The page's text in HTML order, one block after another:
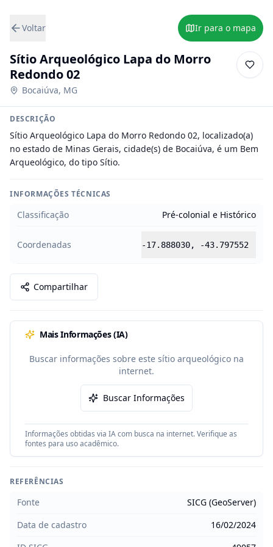
Voltar Ir para o mapa
Sítio Arqueológico Lapa do Morro
Redondo 02
Bocaiúva, MG
DESCRIÇÃO
Sítio Arqueológico Lapa do Morro Redondo 02, localizado(a)
no estado de Minas Gerais, cidade(s) de Bocaiúva, é um Bem
Arqueológico, do tipo Sítio.
INFORMAÇÕES TÉCNICAS
Classificação Pré-colonial e Histórico
Coordenadas -17.888030, -43.797552
Compartilhar
Mais Informações (IA)
Buscar informações sobre este sítio arqueológico na
internet.
Buscar Informações
Informações obtidas via IA com busca na internet. Verifique as
fontes para uso acadêmico.
REFERÊNCIAS
Fonte
SICG (GeoServer)
Data de cadastro
16/02/2024